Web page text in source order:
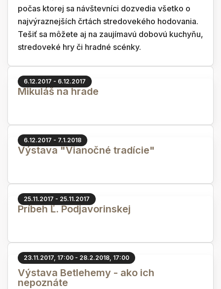
počas ktorej sa návštevníci dozvedia všetko o
najvýraznejších črtách stredovekého hodovania.
Tešiť sa môžete aj na zaujímavú dobovú kuchyňu,
stredoveké hry či hradné scénky.
6.12.2017 - 6.12.2017
Mikuláš na hrade
6.12.2017 - 7.1.2018
Výstava "Vianočné tradície"
25.11.2017 - 25.11.2017
Príbeh Ľ. Podjavorinskej
23.11.2017, 17:00 - 28.2.2018, 17:00
Výstava Betlehemy - ako ich
nepoznáte